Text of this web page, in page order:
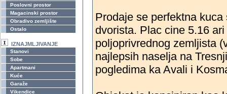
Poslovni prostor
Magacinski prostor
Obradivo zemljište
Ostalo
IZNAJMLJIVANJE
Stanovi
Sobe
Apartmani
Kuće
Garaže
Vikendice
Prodaje se perfektna
dvorista. Plac cine 5.16
poljoprivrednog zemljista
najlepsih naselja na
pogledima ka Avali i